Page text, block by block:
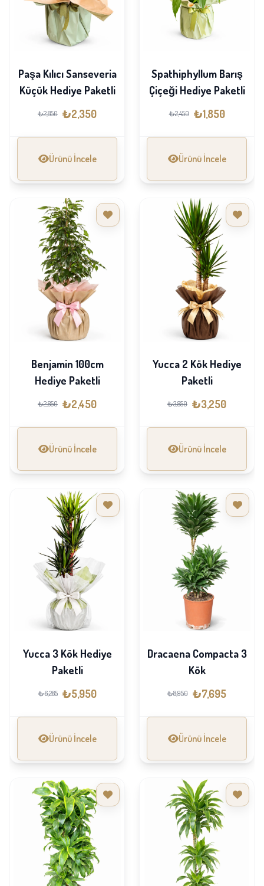
Paşa Kılıcı Sanseveria
Küçük Hediye Paketli
₺2,850 ₺2,350
Ürünü İncele
Spathiphyllum Barış
Çiçeği Hediye Paketli
₺2,450 ₺1,850
Ürünü İncele
Benjamin 100cm
Hediye Paketli
₺2,850 ₺2,450
Ürünü İncele
Yucca 2 Kök Hediye
Paketli
₺3,850 ₺3,250
Ürünü İncele
Yucca 3 Kök Hediye
Paketli
₺6,285 ₺5,950
Ürünü İncele
Dracaena Compacta 3
Kök
₺8,950 ₺7,695
Ürünü İncele